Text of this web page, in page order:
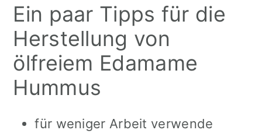
Ein paar Tipps für die
Herstellung von
ölfreiem Edamame
Hummus
für weniger Arbeit verwende